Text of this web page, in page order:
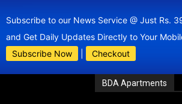
Subscribe to our News Service @ Just Rs.
and Get Daily Updates Directly to Your
Subscribe Now
Checkout
BDA Apartments